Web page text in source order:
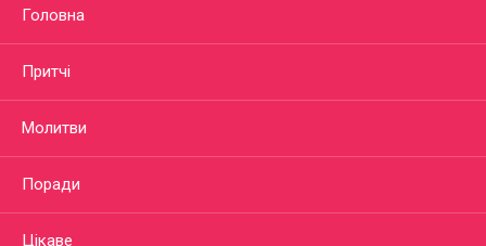
Головна
Притчі
Молитви
Поради
Цікаве